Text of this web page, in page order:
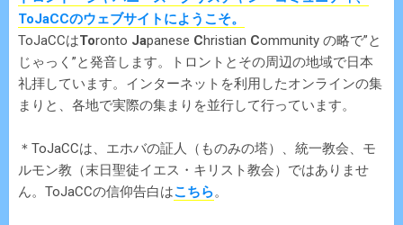
ToJaCCのウェブサイトにようこそ。
ToJaCCはToronto Japanese Christian Community の略で”と
じゃっく”と発音します。トロントとその周辺の地域で日本
礼拝しています。インターネットを利用したオンラインの集
まりと、各地で実際の集まりを並行して行っています。
＊ToJaCCは、エホバの証人（ものみの塔）、統一教会、モ
ルモン教（末日聖徒イエス・キリスト教会）ではありませ
ん。ToJaCCの信仰告白はこちら。